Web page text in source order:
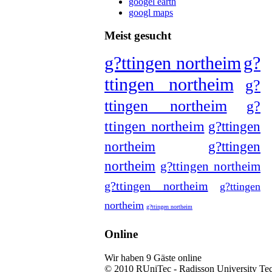
googl maps
Meist gesucht
g?ttingen northeimg?
ttingen northeim
g?
ttingen northeim
g?
ttingen northeim g?ttingen
northeim
g?ttingen
northeim g?ttingen northeim
g?ttingen northeim
g?ttingen
northeim g?ttingen northeim
Online
Wir haben 9 Gäste online
© 2010 RUniTec - Radisson University